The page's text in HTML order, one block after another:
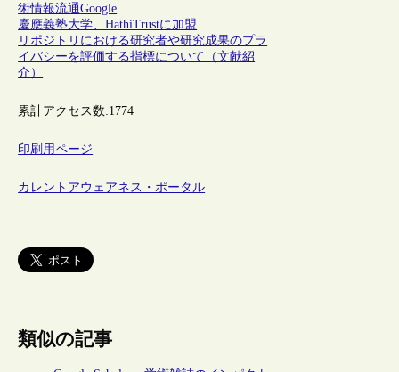
術情報流通Google
慶應義塾大学、HathiTrustに加盟
リポジトリにおける研究者や研究成果のプラ
イバシーを評価する指標について（文献紹
介）
累計アクセス数:1774
印刷用ページ
カレントアウェアネス・ポータル
類似の記事